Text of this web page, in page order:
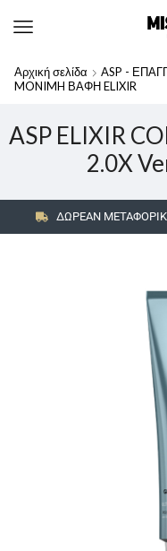
Αρχική σελίδα ASP -
MONIMH ΒΑΦΗ ELIXIR
ASP ELIXIR
2.0X
ΔΩΡΕΑΝ